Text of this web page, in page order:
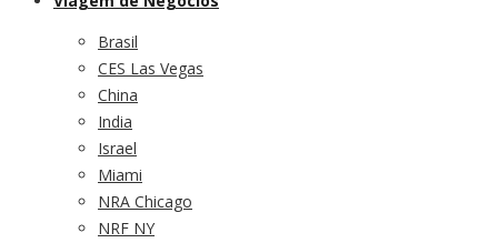
Brasil
CES Las Vegas
China
India
Israel
Miami
NRA Chicago
NRF NY